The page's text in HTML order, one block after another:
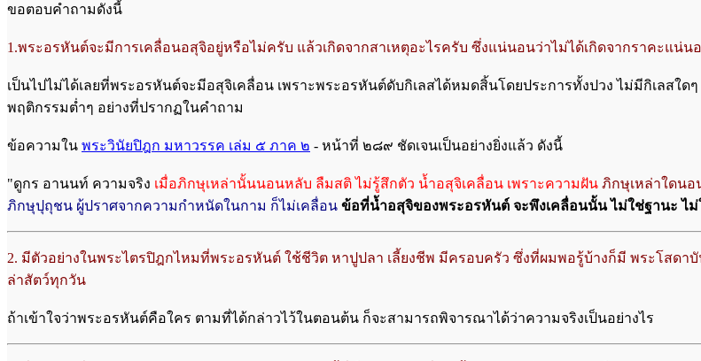
ขอตอบคำถามดังนี้
1.พระอรหันต์จะมีการเคลื่อนอสุจิอยู่หรือไม่ครับ แล้วเกิดจากสาเหตุอะไรครับ ซึ่งแน่นอนว่าไม่ได้เกิดจากราคะแ
เป็นไปไม่ได้เลยที่พระอรหันต์จะมีอสุจิเคลื่อน เพราะพระอรหันต์ดับกิเลสได้หมดสิ้นโดยประการทั้งปวง ไม่มีกิเลสใ
พฤติกรรมต่ำๆ อย่างที่ปรากฏในคำถาม
ข้อความใน พระวินัยปิฎก มหาวรรค เล่ม ๕ ภาค ๒ - หน้าที่ ๒๘๙ ชัดเจนเป็นอย่างยิ่งแล้ว ดังนี้
"ดูกร อานนท์ ความจริง เมื่อภิกษุเหล่านั้นนอนหลับ ลืมสติ ไม่รู้สึกตัว น้ำอสุจิเคลื่อน เพราะความฝัน ภิกษุเหล่าใดน
ภิกษุปุถุชน ผู้ปราศจากความกำหนัดในกาม ก็ไม่เคลื่อน ข้อที่น้ำอสุจิของพระอรหันต์ จะพึงเคลื่อนนั้น ไม่ใช่ฐานะ ไ
2. มีตัวอย่างในพระไตรปิฎกไหมที่พระอรหันต์ ใช้ชีวิต หาปูปลา เลี้ยงชีพ มีครอบครัว ซึ่งที่ผมพอรู้บ้างก็มี พระโสด
ล่าสัตว์ทุกวัน
ถ้าเข้าใจว่าพระอรหันต์คือใคร ตามที่ได้กล่าวไว้ในตอนต้น ก็จะสามารถพิจารณาได้ว่าความจริงเป็นอย่างไร